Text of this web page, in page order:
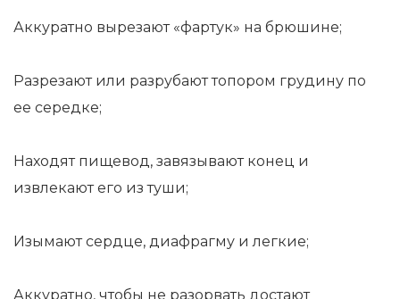
Аккуратно вырезают «фартук» на брюшине;
Разрезают или разрубают топором грудину по
ее середке;
Находят пищевод, завязывают конец и
извлекают его из туши;
Изымают сердце, диафрагму и легкие;
Аккуратно, чтобы не разорвать достают